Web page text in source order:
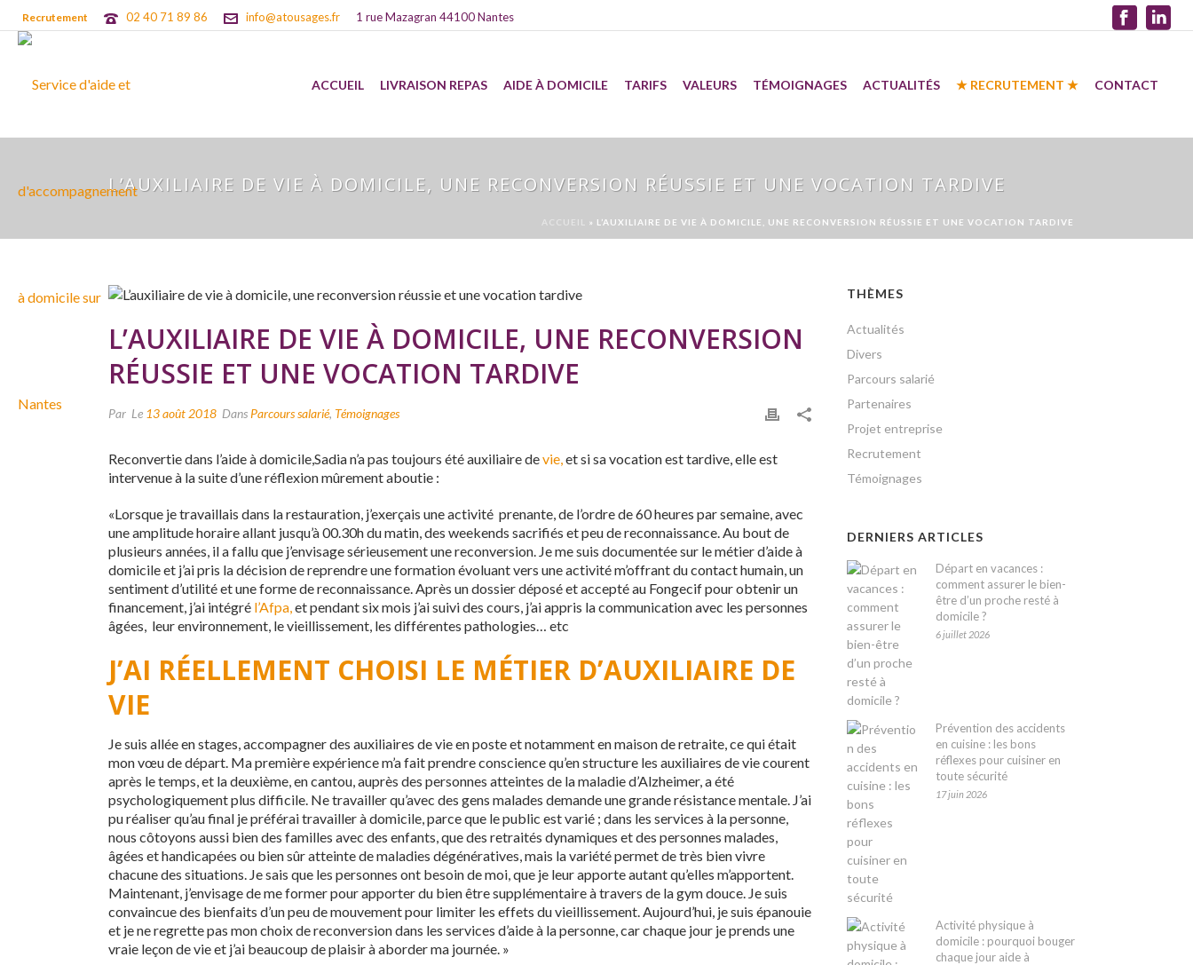
Recrutement 02 40 71 89 86 info@atousages.fr 1 rue Mazagran 44100 Nantes
ACCUEIL LIVRAISON REPAS AIDE À DOMICILE TARIFS VALEURS TÉMOIGNAGES ACTUALITÉS ★ RECRUTEMENT ★ CONTACT
L’AUXILIAIRE DE VIE À DOMICILE, UNE RECONVERSION RÉUSSIE ET UNE VOCATION TARDIVE
ACCUEIL » L’AUXILIAIRE DE VIE À DOMICILE, UNE RECONVERSION RÉUSSIE ET UNE VOCATION TARDIVE
L’AUXILIAIRE DE VIE À DOMICILE, UNE RECONVERSION
RÉUSSIE ET UNE VOCATION TARDIVE
Par Le 13 août 2018 DansParcours salarié, Témoignages
Reconvertie dans l’aide à domicile,Sadia n’a pas toujours été auxiliaire devie,et si sa vocation est tardive, elle est
intervenue à la suite d’une réflexion mûrement aboutie :
«Lorsque je travaillais dans la restauration, j’exerçais une activité prenante, de l’ordre de 60 heures par semaine, avec
une amplitude horaire allant jusqu’à 00.30h du matin, des weekends sacrifiés et peu de reconnaissance. Au bout de
plusieurs années, il a fallu que j’envisage sérieusement une reconversion. Je me suis documentée sur le métier d’aide à
domicile et j’ai pris la décision de reprendre une formation évoluant vers une activité m’offrant du contact humain, un
sentiment d’utilité et une forme de reconnaissance. Après un dossier déposé et accepté au Fongecif pour obtenir un
financement, j’ai intégré l’Afpa,et pendant six mois j’ai suivi des cours, j’ai appris la communication avec les personnes
âgées, leur environnement, le vieillissement, les différentes pathologies… etc
J’AI RÉELLEMENT CHOISI LE MÉTIER D’AUXILIAIRE DE
VIE
Je suis allée en stages, accompagner des auxiliaires de vie en poste et notamment en maison de retraite, ce qui était
mon vœu de départ. Ma première expérience m’a fait prendre conscience qu’en structure les auxiliaires de vie courent
après le temps, et la deuxième, en cantou, auprès des personnes atteintes de la maladie d’Alzheimer, a été
psychologiquement plus difficile. Ne travailler qu’avec des gens malades demande une grande résistance mentale. J’ai
pu réaliser qu’au final je préférai travailler à domicile, parce que le public est varié ; dans les services à la personne,
nous côtoyons aussi bien des familles avec des enfants, que des retraités dynamiques et des personnes malades,
âgées et handicapées ou bien sûr atteinte de maladies dégénératives, mais la variété permet de très bien vivre
chacune des situations. Je sais que les personnes ont besoin de moi, que je leur apporte autant qu’elles m’apportent.
Maintenant, j’envisage de me former pour apporter du bien être supplémentaire à travers de la gym douce. Je suis
convaincue des bienfaits d’un peu de mouvement pour limiter les effets du vieillissement. Aujourd’hui, je suis épanouie
et je ne regrette pas mon choix de reconversion dans les services d’aide à la personne, car chaque jour je prends une
vraie leçon de vie et j’ai beaucoup de plaisir à aborder ma journée. »
THÈMES
Actualités
Divers
Parcours salarié
Partenaires
Projet entreprise
Recrutement
Témoignages
DERNIERS ARTICLES
Départ en vacances :
comment assurer le bien-
être d’un proche resté à
domicile ?
6 juillet 2026
Prévention des accidents
en cuisine : les bons
réflexes pour cuisiner en
toute sécurité
17 juin 2026
Activité physique à
domicile : pourquoi bouger
chaque jour aide à